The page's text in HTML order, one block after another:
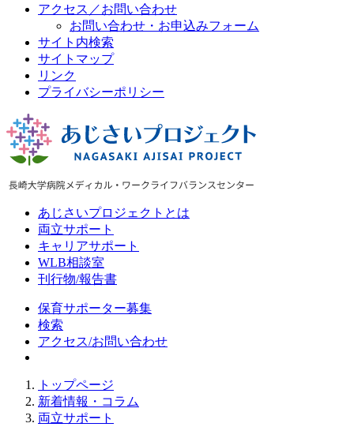
アクセス／お問い合わせ
お問い合わせ・お申込みフォーム
サイト内検索
サイトマップ
リンク
プライバシーポリシー
あじさいプロジェクトとは
両立サポート
キャリアサポート
WLB相談室
刊行物/報告書
保育サポーター募集
検索
アクセス/お問い合わせ
トップページ
新着情報・コラム
両立サポート